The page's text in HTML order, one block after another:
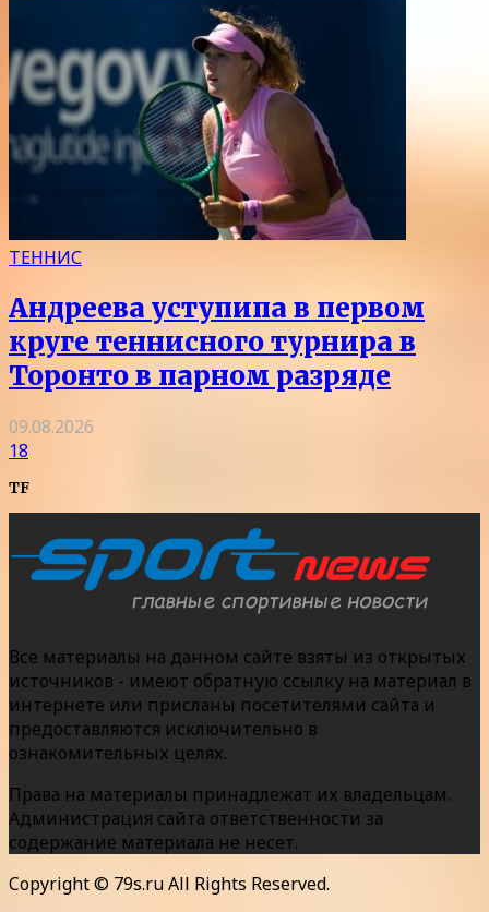
ТЕННИС
Андреева уступипа в первом
круге теннисного турнира в
Торонто в парном разряде
09.08.2026
18
TF
Все материалы на данном сайте взяты из открытых
источников - имеют обратную ссылку на материал в
интернете или присланы посетителями сайта и
предоставляются исключительно в
ознакомительных целях.
Права на материалы принадлежат их владельцам.
Администрация сайта ответственности за
содержание материала не несет.
Copyright © 79s.ru All Rights Reserved.